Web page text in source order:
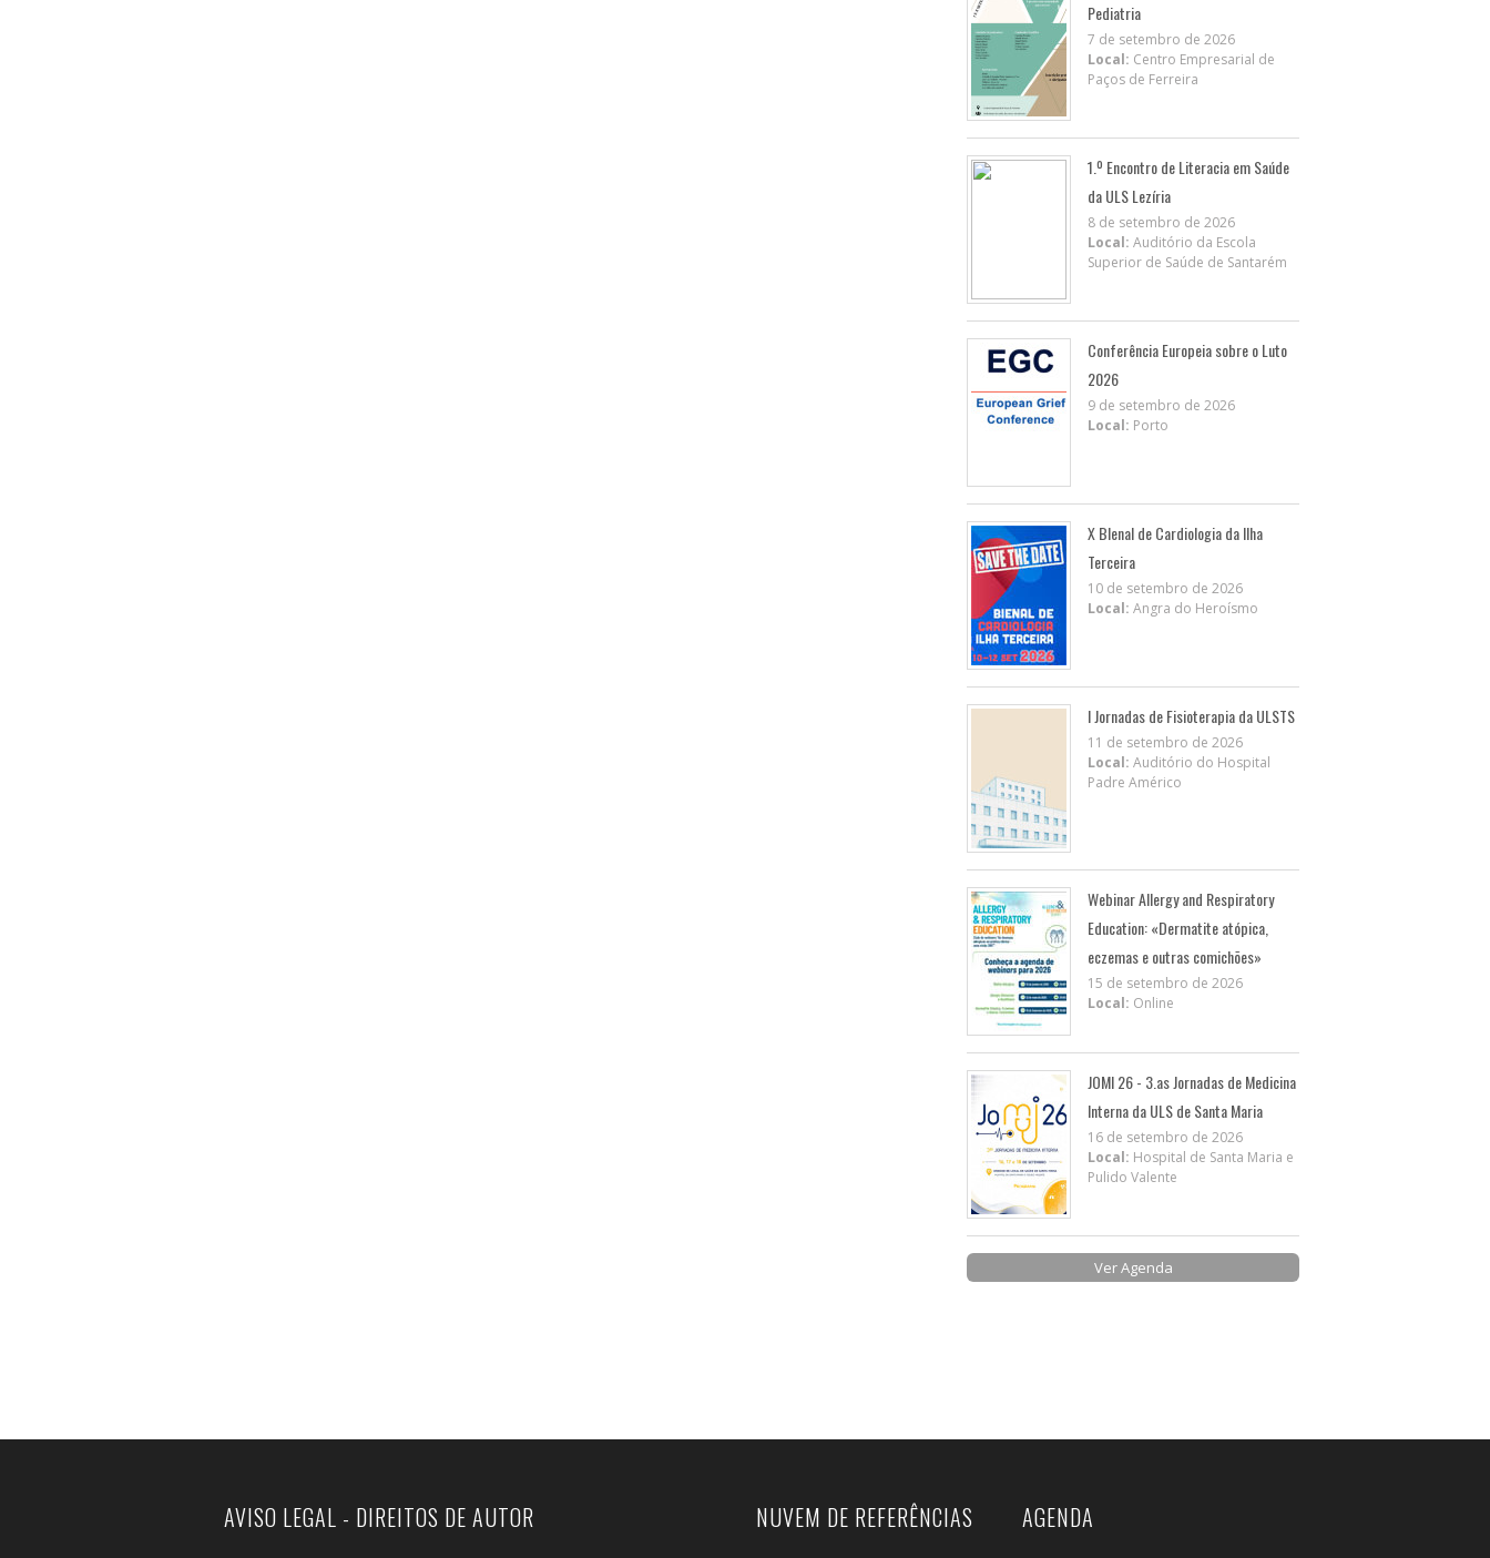
Pediatria
7 de setembro de 2026
Local: Centro Empresarial de
Paços de Ferreira
1.º Encontro de Literacia em Saúde
da ULS Lezíria
8 de setembro de 2026
Local: Auditório da Escola
Superior de Saúde de Santarém
Conferência Europeia sobre o Luto
2026
9 de setembro de 2026
Local: Porto
X BIenal de Cardiologia da Ilha
Terceira
10 de setembro de 2026
Local: Angra do Heroísmo
I Jornadas de Fisioterapia da ULSTS
11 de setembro de 2026
Local: Auditório do Hospital
Padre Américo
Webinar Allergy and Respiratory
Education: «Dermatite atópica,
eczemas e outras comichões»
15 de setembro de 2026
Local: Online
JOMI 26 - 3.as Jornadas de Medicina
Interna da ULS de Santa Maria
16 de setembro de 2026
Local: Hospital de Santa Maria e
Pulido Valente
Ver Agenda
AVISO LEGAL - DIREITOS DE AUTOR NUVEM DE REFERÊNCIAS AGENDA